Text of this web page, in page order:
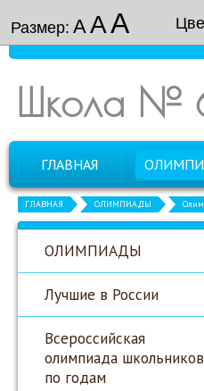
Размер: ААА
Школа №
ГЛАВНАЯ
ГЛАВНАЯ ОЛИМПИАДЫ
ОЛИМПИАДЫ
Лучшие в России
Всероссийская
олимпиада школьников
по годам